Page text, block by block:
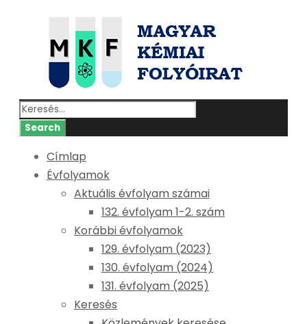
Címlap
Évfolyamok
Aktuális évfolyam számai
132. évfolyam 1-2. szám
Korábbi évfolyamok
129. évfolyam (2023)
130. évfolyam (2024)
131. évfolyam (2025)
Keresés